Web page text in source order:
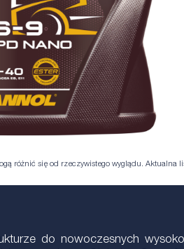
różnić się od rzeczywistego wyglądu. Aktualna
do nowoczesnych